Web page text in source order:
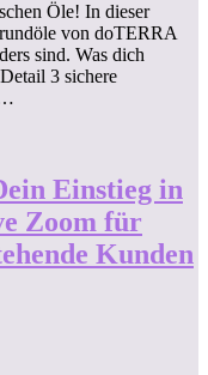
Öle! In dieser
von doTERRA
sind. Was dich
3 sichere
Einstieg in
Zoom für
Kunden